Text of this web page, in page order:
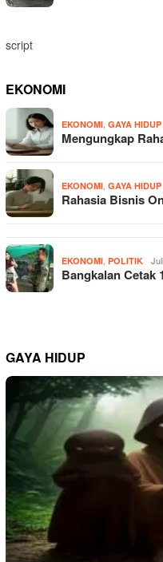
script
EKONOMI
EKONOMI, GAYA HIDUP
Mengungkap
EKONOMI, GAYA HIDUP
Rahasia Bisnis
EKONOMI, POLITIK
Bangkalan Cetak
GAYA HIDUP